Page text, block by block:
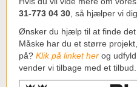
31-773 04 30 , så hjælper vi dig.
Ønsker du hjælp til at finde
Måske har du et større
på? Klik på linket her og
vender vi tilbage med et tilbud.